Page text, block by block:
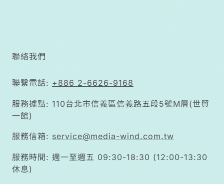
聯絡我們
聯繫電話: +886 2-6626-9168
服務據點: 110台北市信義區信義路五段5號M層(世貿
一館)
服務信箱: service@media-wind.com.tw
服務時間: 週一至週五 09:30-18:30 (12:00-13:30
休息)